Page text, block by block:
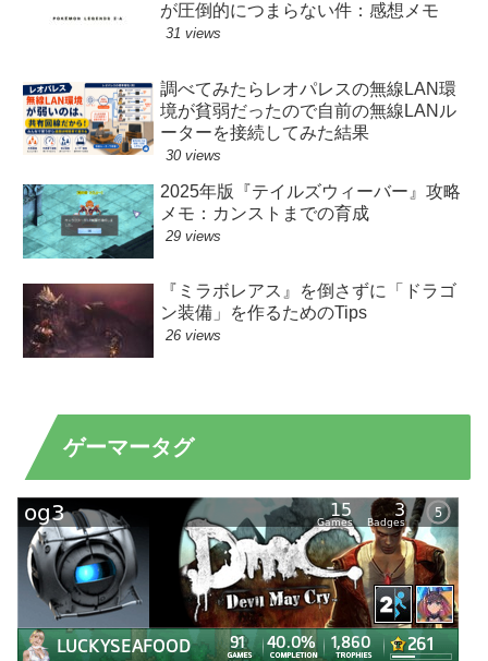
が圧倒的につまらない件：感想メモ
31 views
調べてみたらレオパレスの無線LAN環
境が貧弱だったので自前の無線LANル
ーターを接続してみた結果
30 views
2025年版『テイルズウィーバー』攻略
メモ：カンストまでの育成
29 views
『ミラボレアス』を倒さずに「ドラゴ
ン装備」を作るためのTips
26 views
ゲーマータグ